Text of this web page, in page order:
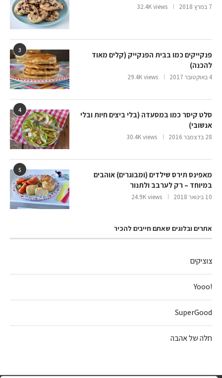
7 במרץ 2018 32.4K views
3
פנקייקים כמו בבית הפנקייק (קלים מאוד
להכנה)
4 באוקטובר 2017 29.4K views
4
סלט קיסר כמו במסעדה (בלי ביצים חיות ובלי
אנשובי)
28 בדצמבר 2016 30.4K views
5
מאפינס תירס שילדים (ומבוגרים) אוהבים
במיוחד – רק לערבב ולתנור
10 בינואר 2018 24.9K views
אתרים ובלוגים שאתם חייבים להכיר
צוציקים
!Yooo
SuperGood
חלה של אהבה